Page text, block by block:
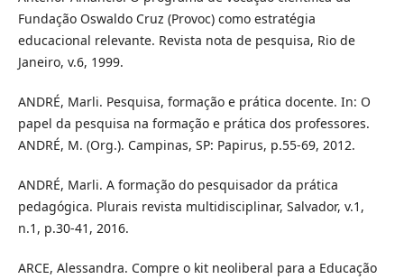
Fundação Oswaldo Cruz (Provoc) como estratégia
educacional relevante. Revista nota de pesquisa, Rio de
Janeiro, v.6, 1999.
ANDRÉ, Marli. Pesquisa, formação e prática docente. In: O
papel da pesquisa na formação e prática dos professores.
ANDRÉ, M. (Org.). Campinas, SP: Papirus, p.55-69, 2012.
ANDRÉ, Marli. A formação do pesquisador da prática
pedagógica. Plurais revista multidisciplinar, Salvador, v.1,
n.1, p.30-41, 2016.
ARCE, Alessandra. Compre o kit neoliberal para a Educação